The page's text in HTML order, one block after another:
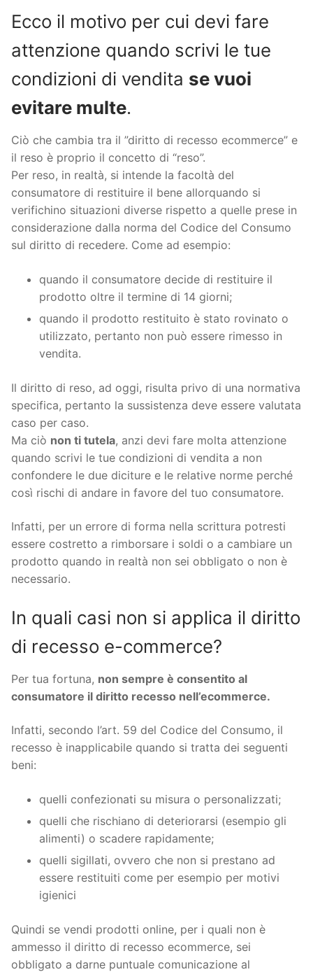
Ecco il motivo per cui devi fare
attenzione quando scrivi le tue
condizioni di vendita se vuoi
evitare multe.
Ciò che cambia tra il ”diritto di recesso ecommerce” e
il reso è proprio il concetto di “reso”.
Per reso, in realtà, si intende la facoltà del
consumatore di restituire il bene allorquando si
verifichino situazioni diverse rispetto a quelle prese in
considerazione dalla norma del Codice del Consumo
sul diritto di recedere. Come ad esempio:
quando il consumatore decide di restituire il
prodotto oltre il termine di 14 giorni;
quando il prodotto restituito è stato rovinato o
utilizzato, pertanto non può essere rimesso in
vendita.
Il diritto di reso, ad oggi, risulta privo di una normativa
specifica, pertanto la sussistenza deve essere valutata
caso per caso.
Ma ciò non ti tutela, anzi devi fare molta attenzione
quando scrivi le tue condizioni di vendita a non
confondere le due diciture e le relative norme perché
così rischi di andare in favore del tuo consumatore.
Infatti, per un errore di forma nella scrittura potresti
essere costretto a rimborsare i soldi o a cambiare un
prodotto quando in realtà non sei obbligato o non è
necessario.
In quali casi non si applica il diritto
di recesso e-commerce?
Per tua fortuna, non sempre è consentito al
consumatore il diritto recesso nell’ecommerce.
Infatti, secondo l’art. 59 del Codice del Consumo, il
recesso è inapplicabile quando si tratta dei seguenti
beni:
quelli confezionati su misura o personalizzati;
quelli che rischiano di deteriorarsi (esempio gli
alimenti) o scadere rapidamente;
quelli sigillati, ovvero che non si prestano ad
essere restituiti come per esempio per motivi
igienici
Quindi se vendi prodotti online, per i quali non è
ammesso il diritto di recesso ecommerce, sei
obbligato a darne puntuale comunicazione al